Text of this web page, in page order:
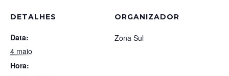
DETALHES
Data:
4 maio
Hora:
ORGANIZADOR
Zona Sul